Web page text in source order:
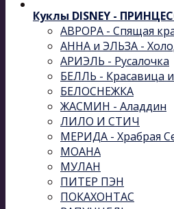
Куклы DISNEY -
АВРОРА - Спящая
АННА и ЭЛЬЗА -
АРИЭЛЬ - Русалочка
БЕЛЛЬ - Красавица
БЕЛОСНЕЖКА
ЖАСМИН - Аладдин
ЛИЛО И СТИЧ
МЕРИДА - Храбрая
МОАНА
МУЛАН
ПИТЕР ПЭН
ПОКАХОНТАС